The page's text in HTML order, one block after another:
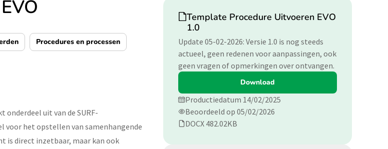
Procedures en processen
uit van de SURF-
voor het opstellen van samenhangende
is direct inzetbaar, maar kan ook
Download
Template Procedure Uitvoeren EVO
1.0
Update 05-02-2026: Versie 1.0 is nog steeds
actueel, geen redenen voor aanpassingen, ook
geen vragen of opmerkingen over ontvangen.
Download
Productiedatum 14/02/2025
Beoordeeld op 05/02/2026
DOCX 482.02KB